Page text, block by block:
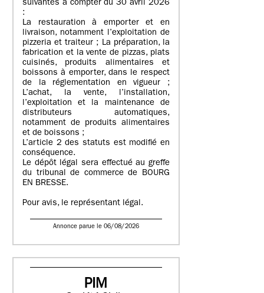
suivantes à compter du 30 avril 2026
:
La restauration à emporter et en
livraison, notamment l’exploitation de
pizzeria et traiteur ; La préparation, la
fabrication et la vente de pizzas, plats
cuisinés, produits alimentaires et
boissons à emporter, dans le respect
de la réglementation en vigueur ;
L’achat, la vente, l’installation,
l’exploitation et la maintenance de
distributeurs automatiques,
notamment de produits alimentaires
et de boissons ;
L’article 2 des statuts est modifié en
conséquence.
Le dépôt légal sera effectué au greffe
du tribunal de commerce de BOURG
EN BRESSE.
Pour avis, le représentant légal.
Annonce parue le 06/08/2026
PIM